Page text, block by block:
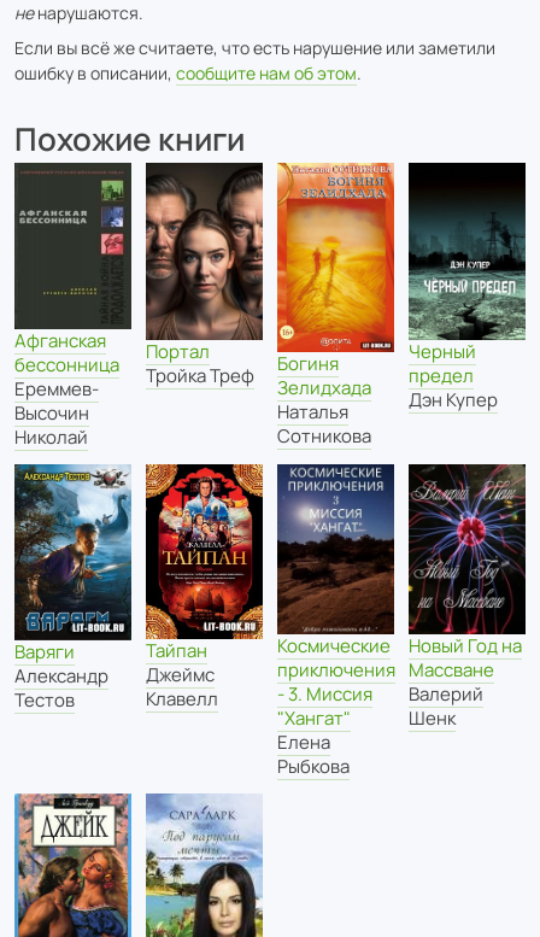
ненарушаются.
Если вы всё же считаете, что есть нарушение или заметили
ошибку в описании, сообщите нам об этом.
Похожие книги
Афганская
бессонница
Ереммев-
Высочин
Николай
Портал
Тройка Треф
Богиня
Зелидхада
Наталья
Сотникова
Черный
предел
Дэн Купер
Варяги
Александр
Тестов
Тайпан
Джеймс
Клавелл
Космические
приключения
- 3. Миссия
"Хангат"
Елена
Рыбкова
Новый Год на
Массване
Валерий
Шенк